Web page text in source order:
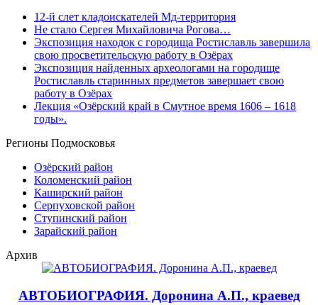
12-й слет кладоискателей Мд-территория
Не стало Сергея Михайловича Рогова…
Экспозиция находок с городища Ростиславль завершила
свою просветительскую работу в Озёрах
Экспозиция найденных археологами на городище
Ростиславль старинных предметов завершает свою
работу в Озёрах
Лекция «Озёрский край в Смутное время 1606 – 1618
годы».
Регионы Подмосковья
Озёрский район
Коломенский район
Каширский район
Серпуховской район
Ступинский район
Зарайский район
Архив
АВТОБИОГРАФИЯ. Доронина А.П., краевед